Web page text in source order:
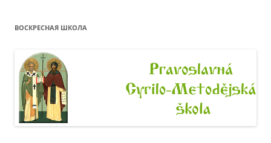
ВОСКРЕСНАЯ ШКОЛА